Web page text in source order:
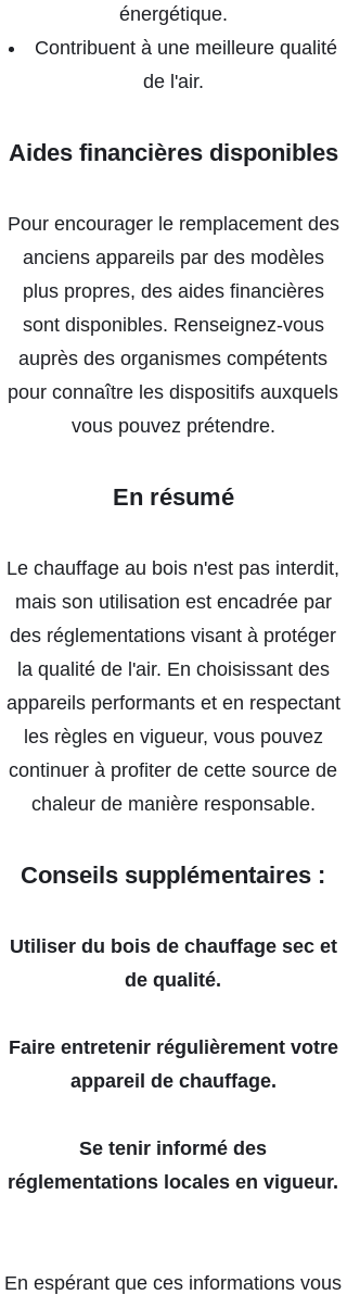
énergétique.
Contribuent à une meilleure qualité
de l'air.
Aides financières disponibles
Pour encourager le remplacement des
anciens appareils par des modèles
plus propres, des aides financières
sont disponibles. Renseignez-vous
auprès des organismes compétents
pour connaître les dispositifs auxquels
vous pouvez prétendre.
En résumé
Le chauffage au bois n'est pas interdit,
mais son utilisation est encadrée par
des réglementations visant à protéger
la qualité de l'air. En choisissant des
appareils performants et en respectant
les règles en vigueur, vous pouvez
continuer à profiter de cette source de
chaleur de manière responsable.
Conseils supplémentaires :
Utiliser du bois de chauffage sec et
de qualité.
Faire entretenir régulièrement votre
appareil de chauffage.
Se tenir informé des
réglementations locales en vigueur.
En espérant que ces informations vous